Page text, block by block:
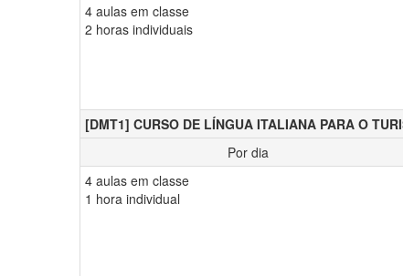
4 aulas em classe
2 horas individuais
[DMT1] CURSO DE LÍNGUA ITALIANA PARA O
Por dia
4 aulas em classe
1 hora individual